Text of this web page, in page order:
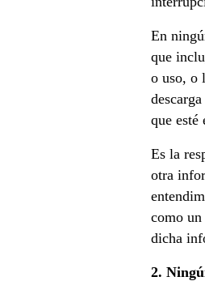
En
que
o uso, o
que esté
Es la
otra
como un
dicha
2.